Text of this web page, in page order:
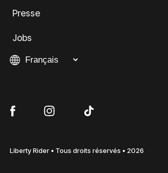
Presse
Jobs
Liberty Rider • Tous droits réservés • 2026